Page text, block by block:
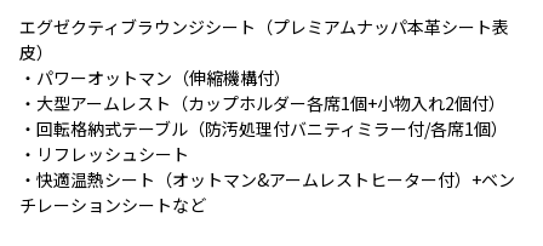
エグゼクティブラウンジシート（プレミアムナッパ本革シート表
皮）
・パワーオットマン（伸縮機構付）
・大型アームレスト（カップホルダー各席1個+小物入れ2個付）
・回転格納式テーブル（防汚処理付バニティミラー付/各席1個）
・リフレッシュシート
・快適温熱シート（オットマン&アームレストヒーター付）+ベン
チレーションシートなど